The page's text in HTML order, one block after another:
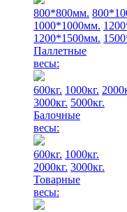
800*800мм.
1000*1000мм.
1200*1500мм.
Паллетные
весы:
600кг. 1000кг.
3000кг. 5000кг.
Балочные
весы:
600кг. 1000кг.
2000кг. 3000кг.
Товарные
весы: